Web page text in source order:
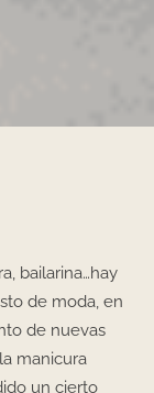
bailarina…hay
de moda, en
de nuevas
manicura
un cierto